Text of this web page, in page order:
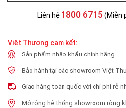
Liên hệ 1800 6715 (Miễn
Việt Thương cam kết:
Sản phẩm nhập khẩu chính hãng
Bảo hành tại các showroom Việt
Giao hàng toàn quốc với chi phí rẻ
Mở rộng hệ thống showroom rộng